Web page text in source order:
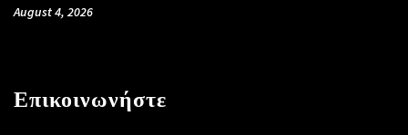
August 4, 2026
Επικοινωνήστε